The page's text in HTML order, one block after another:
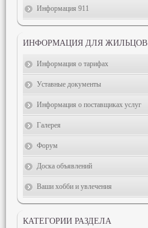
Информация 911
ИНФОРМАЦИЯ ДЛЯ ЖИЛЬЦОВ
Информация о тарифах
Уставные документы
Информация о поставщиках услуг
Галерея
Форум
Доска объявлений
Ваши хобби и увлечения
КАТЕГОРИИ РАЗДЕЛА